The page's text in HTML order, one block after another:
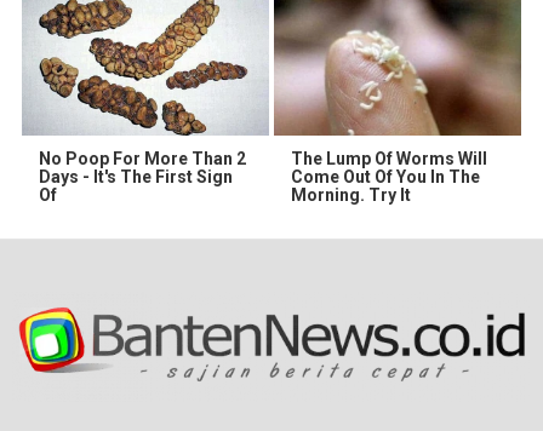
No Poop For More Than 2
Days - It's The First Sign
Of
The Lump Of Worms Will
Come Out Of You In The
Morning. Try It